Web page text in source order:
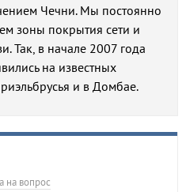
Чечни. Мы постоянно
зоны покрытия сети и
Так, в начале 2007 года
на известных
и в Домбае.
на вопрос